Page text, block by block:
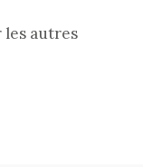
les autres